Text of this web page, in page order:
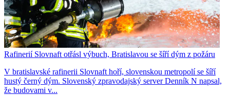
Rafinerií Slovnaft otřásl výbuch, Bratislavou se šíří dým z požáru
V bratislavské rafinerii Slovnaft hoří, slovenskou metropolí se šíří
hustý černý dým. Slovenský zpravodajský server Denník N napsal,
že budovami v...